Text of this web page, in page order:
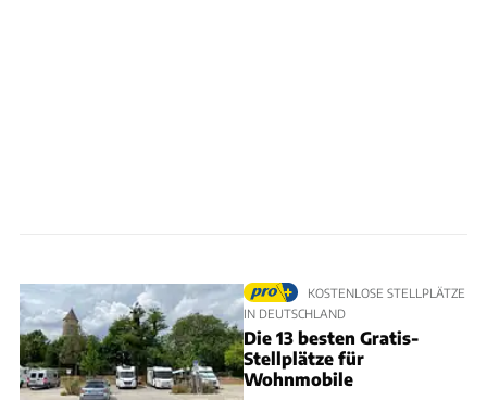
KOSTENLOSE STELLPLÄTZE
IN DEUTSCHLAND
Die 13 besten Gratis-
Stellplätze für
Wohnmobile